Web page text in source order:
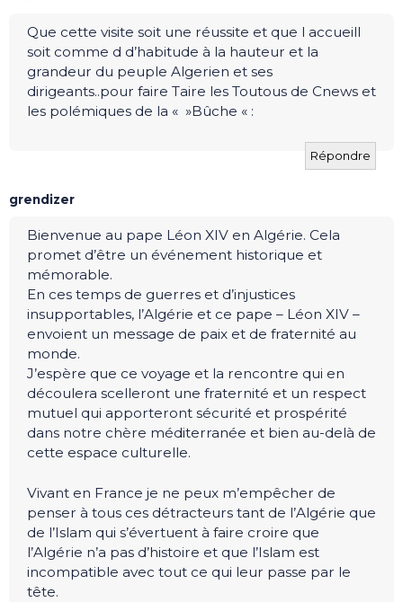
Que cette visite soit une réussite et que l accueill
soit comme d d’habitude à la hauteur et la
grandeur du peuple Algerien et ses
dirigeants..pour faire Taire les Toutous de Cnews et
les polémiques de la « »Bûche « :
Répondre
grendizer
Bienvenue au pape Léon XIV en Algérie. Cela
promet d’être un événement historique et
mémorable.
En ces temps de guerres et d’injustices
insupportables, l’Algérie et ce pape – Léon XIV –
envoient un message de paix et de fraternité au
monde.
J’espère que ce voyage et la rencontre qui en
découlera scelleront une fraternité et un respect
mutuel qui apporteront sécurité et prospérité
dans notre chère méditerranée et bien au-delà de
cette espace culturelle.
Vivant en France je ne peux m’empêcher de
penser à tous ces détracteurs tant de l’Algérie que
de l’Islam qui s’évertuent à faire croire que
l’Algérie n’a pas d’histoire et que l’Islam est
incompatible avec tout ce qui leur passe par le
tête.